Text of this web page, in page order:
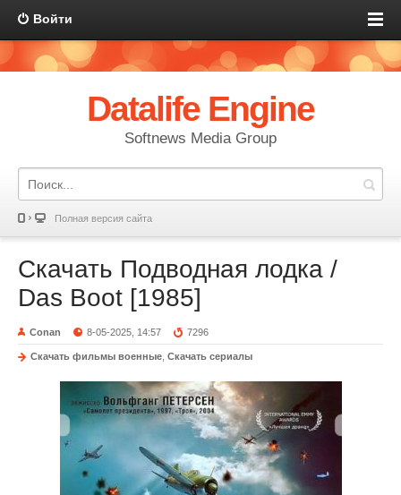
Войти
Datalife Engine
Softnews Media Group
Полная версия сайта
Скачать Подводная лодка /
Das Boot [1985]
Conan 8-05-2025, 14:57 7296
Скачать фильмы военные Скачать сериалы